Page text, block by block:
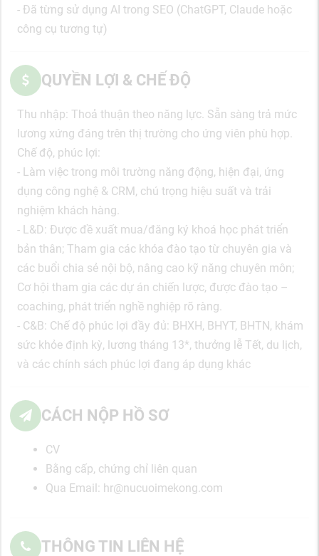
- Đã từng sử dụng AI trong SEO (ChatGPT, Claude hoặc
công cụ tương tự)
QUYỀN LỢI & CHẾ ĐỘ
Thu nhập: Thoả thuận theo năng lực. Sẵn sàng trả mức
lương xứng đáng trên thị trường cho ứng viên phù hợp.
Chế độ, phúc lợi:
- Làm việc trong môi trường năng động, hiện đại, ứng
dụng công nghệ & CRM, chú trọng hiệu suất và trải
nghiệm khách hàng.
- L&D: Được đề xuất mua/đăng ký khoá học phát triển
bản thân; Tham gia các khóa đào tạo từ chuyên gia và
các buổi chia sẻ nội bộ, nâng cao kỹ năng chuyên môn;
Cơ hội tham gia các dự án chiến lược, được đào tạo –
coaching, phát triển nghề nghiệp rõ ràng.
- C&B: Chế độ phúc lợi đầy đủ: BHXH, BHYT, BHTN, khám
sức khỏe định kỳ, lương tháng 13*, thưởng lễ Tết, du lịch,
và các chính sách phúc lợi đang áp dụng khác
CÁCH NỘP HỒ SƠ
CV
Bằng cấp, chứng chỉ liên quan
Qua Email: hr@nucuoimekong.com
THÔNG TIN LIÊN HỆ